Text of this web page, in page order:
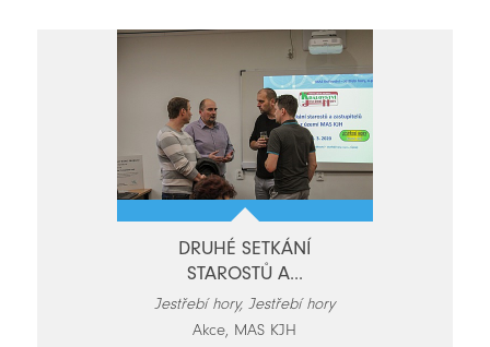
DRUHÉ SETKÁNÍ
STAROSTŮ A...
Jestřebí hory, Jestřebí hory
Akce, MAS KJH